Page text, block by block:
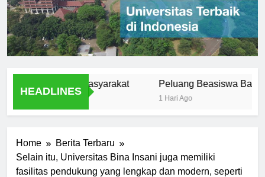
HEADLINES
dalam Masyarakat Peluang Beasiswa Bagi
1 Hari Ago
Home
Berita Terbaru
Selain itu, Universitas Bina Insani juga memiliki
fasilitas pendukung yang lengkap dan modern, seperti